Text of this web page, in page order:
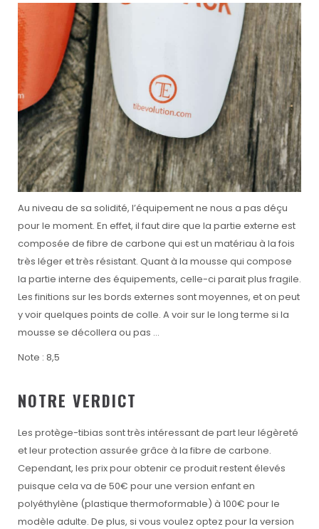
Au niveau de sa solidité, l’équipement ne nous a pas déçu
pour le moment. En effet, il faut dire que la partie externe est
composée de fibre de carbone qui est un matériau à la fois
très léger et très résistant. Quant à la mousse qui compose
la partie interne des équipements, celle-ci parait plus fragile.
Les finitions sur les bords externes sont moyennes, et on peut
y voir quelques points de colle. A voir sur le long terme si la
mousse se décollera ou pas …
Note : 8,5
NOTRE VERDICT
Les protège-tibias sont très intéressant de part leur légèreté
et leur protection assurée grâce à la fibre de carbone.
Cependant, les prix pour obtenir ce produit restent élevés
puisque cela va de 50€ pour une version enfant en
polyéthylène (plastique thermoformable) à 100€ pour le
modèle adulte. De plus, si vous voulez optez pour la version